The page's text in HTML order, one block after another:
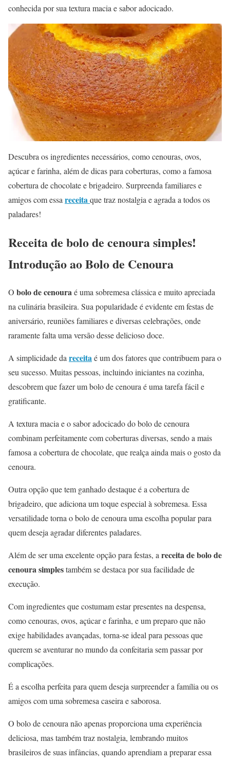
conhecida por sua textura macia e sabor adocicado.
Descubra os ingredientes necessários, como cenouras, ovos,
açúcar e farinha, além de dicas para coberturas, como a famosa
cobertura de chocolate e brigadeiro. Surpreenda familiares e
amigos com essareceitaque traz nostalgia e agrada a todos os
paladares!
Receita de bolo de cenoura simples!
Introdução ao Bolo de Cenoura
O bolo de cenouraé uma sobremesa clássica e muito apreciada
na culinária brasileira. Sua popularidade é evidente em festas de
aniversário, reuniões familiares e diversas celebrações, onde
raramente falta uma versão desse delicioso doce.
A simplicidade dareceitaé um dos fatores que contribuem para o
seu sucesso. Muitas pessoas, incluindo iniciantes na cozinha,
descobrem que fazer um bolo de cenoura é uma tarefa fácil e
gratificante.
A textura macia e o sabor adocicado do bolo de cenoura
combinam perfeitamente com coberturas diversas, sendo a mais
famosa a cobertura de chocolate, que realça ainda mais o gosto da
cenoura.
Outra opção que tem ganhado destaque é a cobertura de
brigadeiro, que adiciona um toque especial à sobremesa. Essa
versatilidade torna o bolo de cenoura uma escolha popular para
quem deseja agradar diferentes paladares.
Além de ser uma excelente opção para festas, areceita de bolo de
cenoura simplestambém se destaca por sua facilidade de
execução.
Com ingredientes que costumam estar presentes na despensa,
como cenouras, ovos, açúcar e farinha, e um preparo que não
exige habilidades avançadas, torna-se ideal para pessoas que
querem se aventurar no mundo da confeitaria sem passar por
complicações.
É a escolha perfeita para quem deseja surpreender a família ou os
amigos com uma sobremesa caseira e saborosa.
O bolo de cenoura não apenas proporciona uma experiência
deliciosa, mas também traz nostalgia, lembrando muitos
brasileiros de suas infâncias, quando aprendiam a preparar essa